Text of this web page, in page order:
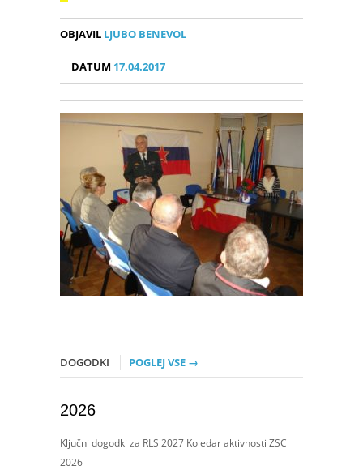
OBJAVIL LJUBO BENEVOL
DATUM 17.04.2017
DOGODKI POGLEJ VSE →
2026
Ključni dogodki za RLS 2027 Koledar aktivnosti ZSC
2026